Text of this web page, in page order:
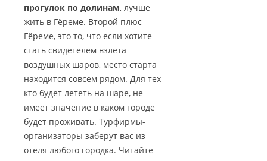
прогулок по долинам, лучше
жить в Гёреме. Второй плюс
Гёреме, это то, что если хотите
стать свидетелем взлета
воздушных шаров, место старта
находится совсем рядом. Для тех
кто будет лететь на шаре, не
имеет значение в каком городе
будет проживать. Турфирмы-
организаторы заберут вас из
отеля любого городка. Читайте